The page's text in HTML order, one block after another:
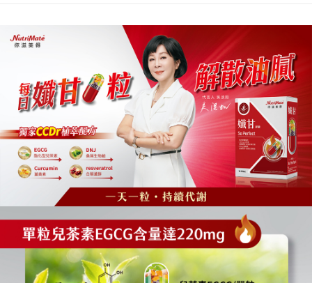
醒簡訊。
2.透過簡訊連結打開帳單後，可選擇「超商條碼／台灣大直營門市／銀行轉
帳／街口支付／iPASS MONEY」等通路繳費。
【注意事項】
1.本服務係由「台灣大哥大股份有限公司」（以下簡稱本公司）所提供，讓
用戶於交易時，得透過本服務購買商品或服務，並由商店將買賣／分期付款
買賣價金債權讓與本公司後，依約使用本公司帳單繳交帳款。
2.基於同意付款使用「大哥付你分期」之契約關係目的，商店將以您的個人
資料（包含姓名、電話或地址）提供予台灣大哥大進項蒐集、處理及利用，
由本公司與您本人進行分期帳單所需資料之確認、核對及更正。
3.完整用戶服務條款，請詳閱以下連結：
https://oppay.tw/userRule
【「AFTEE先享後付」結帳流程】
１．於結帳方式選擇「AFTEE先享後付」後，將跳轉至「AFTEE先享後付」
結帳頁面，進行簡訊認證並確認金額後，即可完成結帳。
２．訂單成立數日內，您將收到繳費通知簡訊。
３．收到繳費通知簡訊後14天內，點擊此簡訊中的連結，可透過四大超商／
ATM／網路銀行／等多元方式進行付款，方視為交易完成。
※ 請注意：結帳手續完成當下不需立刻繳費，但若您需要取消訂單，請聯絡
購買商品的店家。未經商家同意取消之訂單仍視為有效，需透過AFTEE先享
後付繳納相關費用。
※ 交易是否成功請以「AFTEE先享後付 」之結帳頁面顯示為準，若有關於
是否繳費成功／繳費後需取消欲退款等相關疑問，請聯繫「AFTEE先享後付
客戶支援中心」https://netprotections.freshdesk.com/support/home
１．透過由恩沛科技股份有限公司提供之「AFTEE先享後付」服務完成之交
易，需依本服務之必要範圍內提供個人資料，並將交易相關給付款項請求債
權轉讓予恩沛科技股份有限公司。
２．關於個人資料處理事宜，請瀏覽以下網址：
https://aftee.tw/terms/#terms3
３．未成年的使用者請事先徵得法定代理人或監護人之同意方可使用
「AFTEE先享後付」，若未經同意申辦者引起之損失，本公司不負相關責
全家取貨付款
每筆NT$60，滿NT$699(含以上)免運費
付款後全家取貨
每筆NT$60，滿NT$699(含以上)免運費
萊爾富取貨付款
每筆NT$60，滿NT$1,000(含以上)免運費
付款後萊爾富取貨
每筆NT$60，滿NT$1,000(含以上)免運費
7-11取貨付款
付款後7-11取貨